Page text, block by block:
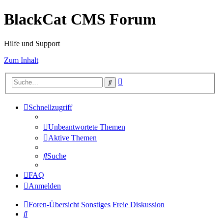
BlackCat CMS Forum
Hilfe und Support
Zum Inhalt
Suche
Schnellzugriff
Unbeantwortete Themen
Aktive Themen
Suche
FAQ
Anmelden
Foren-Übersicht Sonstiges Freie Diskussion
Suche